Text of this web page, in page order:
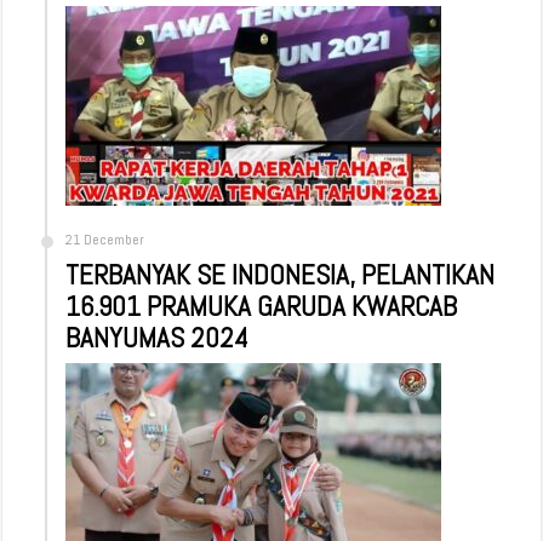
21 December
TERBANYAK SE INDONESIA, PELANTIKAN
16.901 PRAMUKA GARUDA KWARCAB
BANYUMAS 2024